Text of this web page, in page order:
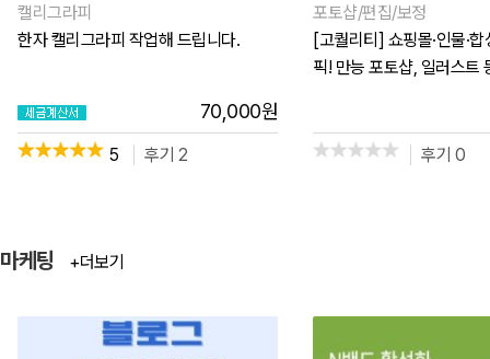
캘리그라피
한자 캘리그라피 작업해 드립니다.
70,000원
5 후기 2
포토샵/편집/보정
[고퀄리티] 쇼핑몰·인물·합
픽! 만능 포토샵, 일러스트
후기 0
마케팅 +더보기